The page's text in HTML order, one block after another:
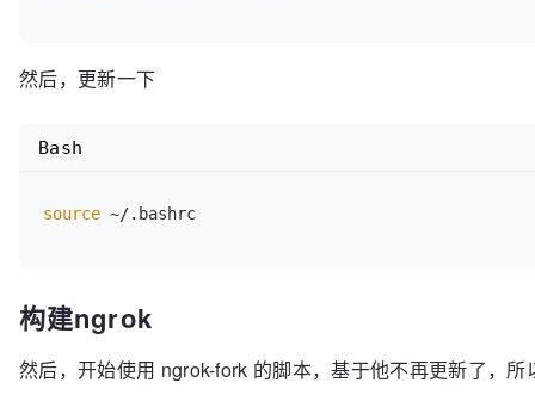
然后，更新一下
source ~/.bashrc
Bash
构建ngrok
然后，开始使用 ngrok-fork 的脚本，基于他不再更新了，